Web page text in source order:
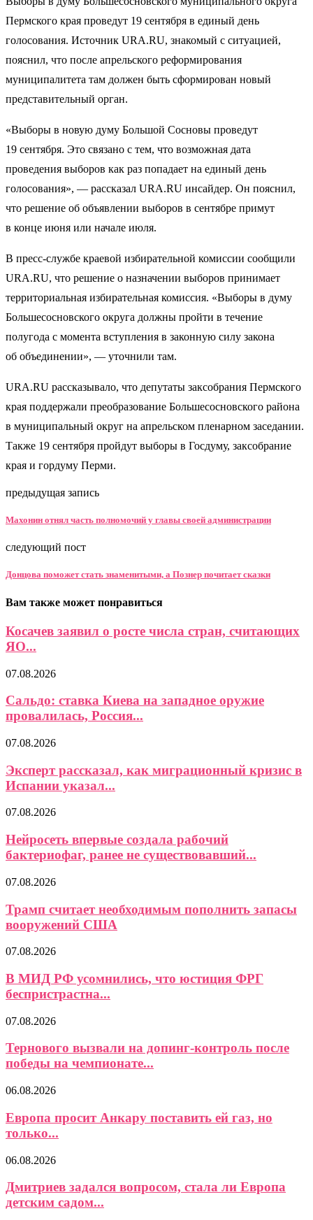
Пермского края проведут 19 сентября в единый день
голосования. Источник URA.RU, знакомый с ситуацией,
пояснил, что после апрельского реформирования
муниципалитета там должен быть сформирован новый
представительный орган.
«Выборы в новую думу Большой Сосновы проведут
19 сентября. Это связано с тем, что возможная дата
проведения выборов как раз попадает на единый день
голосования», — рассказал URA.RU инсайдер. Он пояснил,
что решение об объявлении выборов в сентябре примут
в конце июня или начале июля.
В пресс-службе краевой избирательной комиссии сообщили
URA.RU, что решение о назначении выборов принимает
территориальная избирательная комиссия. «Выборы в думу
Большесосновского округа должны пройти в течение
полугода с момента вступления в законную силу закона
об объединении», — уточнили там.
URA.RU рассказывало, что депутаты заксобрания Пермского
края поддержали преобразование Большесосновского района
в муниципальный округ на апрельском пленарном заседании.
Также 19 сентября пройдут выборы в Госдуму, заксобрание
края и гордуму Перми.
предыдущая запись
Махонин отнял часть полномочий у главы своей администрации
следующий пост
Донцова поможет стать знаменитыми, а Познер почитает сказки
Вам также может понравиться
Косачев заявил о росте числа стран, считающих
ЯО...
07.08.2026
Сальдо: ставка Киева на западное оружие
провалилась, Россия...
07.08.2026
Эксперт рассказал, как миграционный кризис в
Испании указал...
07.08.2026
Нейросеть впервые создала рабочий
бактериофаг, ранее не существовавший...
07.08.2026
Трамп считает необходимым пополнить запасы
вооружений США
07.08.2026
В МИД РФ усомнились, что юстиция ФРГ
беспристрастна...
07.08.2026
Тернового вызвали на допинг-контроль после
победы на чемпионате...
06.08.2026
Европа просит Анкару поставить ей газ, но
только...
06.08.2026
Дмитриев задался вопросом, стала ли Европа
детским садом...